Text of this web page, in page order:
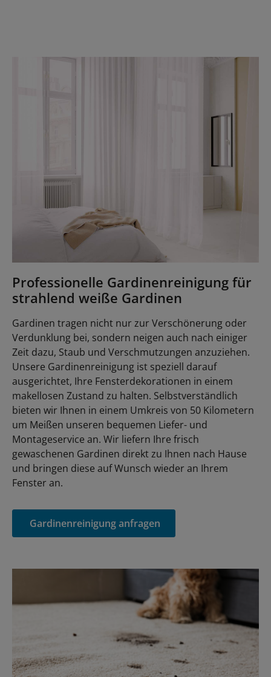
Professionelle Gardinenreinigung für
strahlend weiße Gardinen
Gardinen tragen nicht nur zur Verschönerung oder
Verdunklung bei, sondern neigen auch nach einiger
Zeit dazu, Staub und Verschmutzungen anzuziehen.
Unsere Gardinenreinigung ist speziell darauf
ausgerichtet, Ihre Fensterdekorationen in einem
makellosen Zustand zu halten. Selbstverständlich
bieten wir Ihnen in einem Umkreis von 50 Kilometern
um Meißen unseren bequemen Liefer- und
Montageservice an. Wir liefern Ihre frisch
gewaschenen Gardinen direkt zu Ihnen nach Hause
und bringen diese auf Wunsch wieder an Ihrem
Fenster an.
Gardinenreinigung anfragen